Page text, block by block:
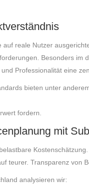
reale Nutzer
Besonders im
Professionalität eine
bieten unter
fordern.
mit
teurer. Transparenz von
analysieren wir: